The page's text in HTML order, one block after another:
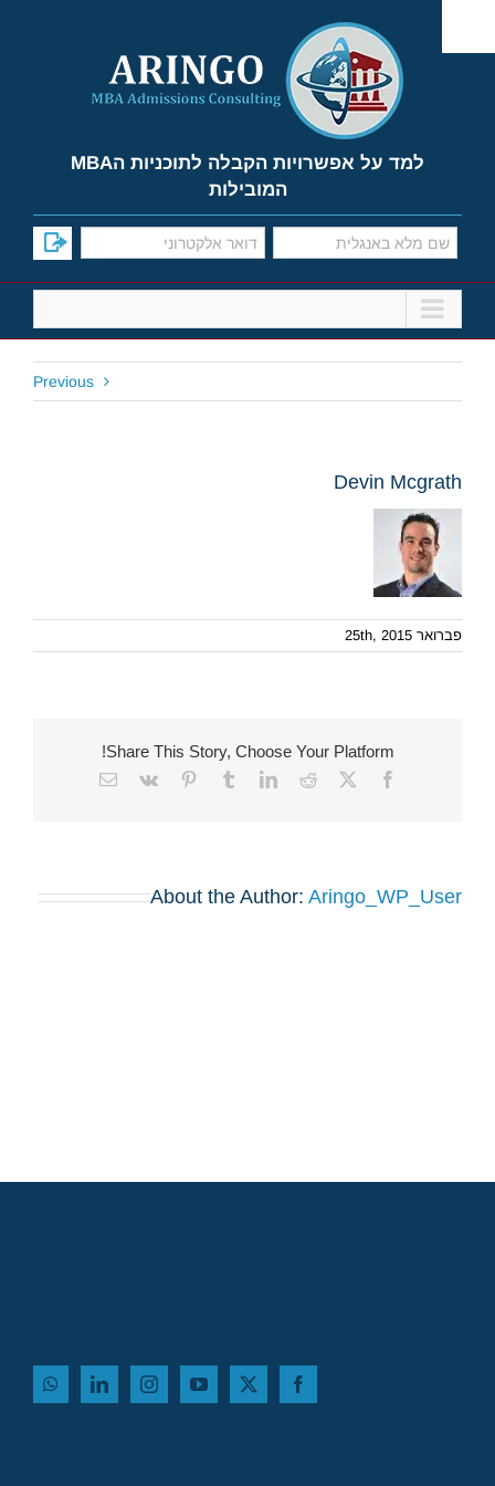
content
למד על אפשרויות הקבלה לתוכניות הMBA
המובילות
Previous
Devin Mcgrath
פברואר 25th, 2015
Share This Story, Choose Your Platform!
Facebook
X
Reddit
LinkedIn
Tumblr
Pinterest
Vk
Email
About the Author: Aringo_WP_User